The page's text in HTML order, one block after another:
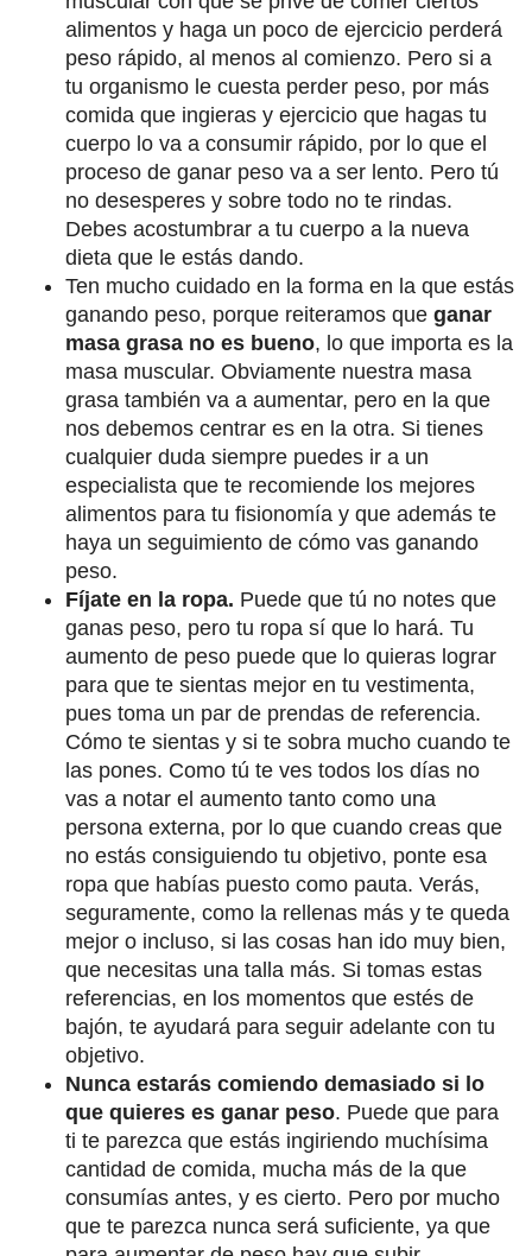
alimentos y haga un poco de ejercicio perderá
peso rápido, al menos al comienzo. Pero si a
tu organismo le cuesta perder peso, por más
comida que ingieras y ejercicio que hagas tu
cuerpo lo va a consumir rápido, por lo que el
proceso de ganar peso va a ser lento. Pero tú
no desesperes y sobre todo no te rindas.
Debes acostumbrar a tu cuerpo a la nueva
dieta que le estás dando.
Ten mucho cuidado en la forma en la que estás
ganando peso, porque reiteramos que ganar
masa grasa no es bueno, lo que importa es la
masa muscular. Obviamente nuestra masa
grasa también va a aumentar, pero en la que
nos debemos centrar es en la otra. Si tienes
cualquier duda siempre puedes ir a un
especialista que te recomiende los mejores
alimentos para tu fisionomía y que además te
haya un seguimiento de cómo vas ganando
peso.
Fíjate en la ropa. Puede que tú no notes que
ganas peso, pero tu ropa sí que lo hará. Tu
aumento de peso puede que lo quieras lograr
para que te sientas mejor en tu vestimenta,
pues toma un par de prendas de referencia.
Cómo te sientas y si te sobra mucho cuando te
las pones. Como tú te ves todos los días no
vas a notar el aumento tanto como una
persona externa, por lo que cuando creas que
no estás consiguiendo tu objetivo, ponte esa
ropa que habías puesto como pauta. Verás,
seguramente, como la rellenas más y te queda
mejor o incluso, si las cosas han ido muy bien,
que necesitas una talla más. Si tomas estas
referencias, en los momentos que estés de
bajón, te ayudará para seguir adelante con tu
objetivo.
Nunca estarás comiendo demasiado si lo
que quieres es ganar peso. Puede que para
ti te parezca que estás ingiriendo muchísima
cantidad de comida, mucha más de la que
consumías antes, y es cierto. Pero por mucho
que te parezca nunca será suficiente, ya que